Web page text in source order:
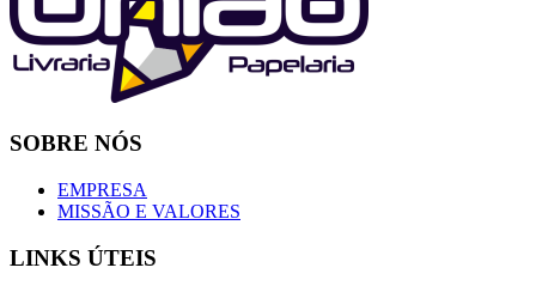
SOBRE NÓS
EMPRESA
MISSÃO E VALORES
LINKS ÚTEIS